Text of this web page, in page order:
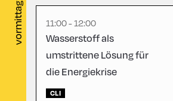
vormittag 11:00 - 12:00
Wasserstoff als
umstrittene Lösung für
die Energiekrise
CLI